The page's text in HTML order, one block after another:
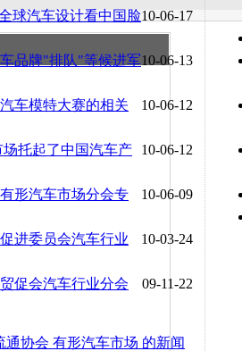
10-06-17
球汽车设计看中国脸
10-06-13
品牌"排队"等候进军
10-06-12
车模特大赛的相关
10-06-12
托起了中国汽车产
10-06-09
形汽车市场分会专
10-03-24
进委员会汽车行业
09-11-22
促会汽车行业分会
通协会 有形汽车市场 的新闻